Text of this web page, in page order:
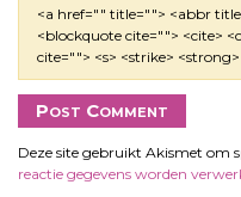
<a href="" title=""> <abbr
<blockquote cite=""> <cite>
cite=""> <s> <strike> <strong>
Deze site gebruikt Akismet om
reactie gegevens worden